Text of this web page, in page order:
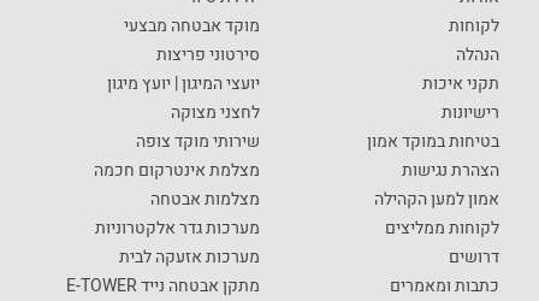
לקוחות
הנהלה
תקני איכות
רישיונות
בטיחות במוקד אמון
הצהרת נגישות
אמון למען הקהילה
לקוחות ממליצים
דרושים
כתבות ומאמרים
מוקד אבטחה מבצעי
סירטוני פריצות
יועצי המיגון | יועץ מיגון
לחצני מצוקה
שירותי מוקד צופה
מצלמת אינטרקום חכמה
מצלמות אבטחה
מערכות גדר אלקטרוניות
מערכות אזעקה לבית
מתקן אבטחה נייד E-TOWER